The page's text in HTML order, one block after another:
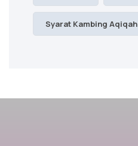
Syarat Kambing Aqiqah